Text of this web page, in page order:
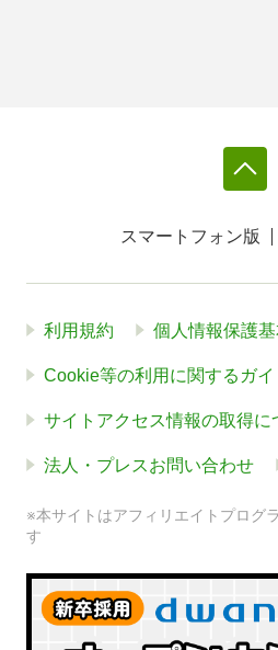
スマートフォン版
利用規約 個人情報保護
Cookie等の利用に関するガイ
サイトアクセス情報の取得に
法人・プレスお問い合わせ
※本サイトはアフィリエイトプログ
す